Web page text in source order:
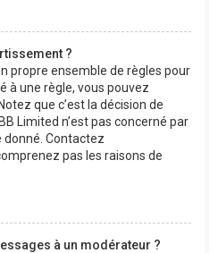
?
propre ensemble de règles pour
à une règle, vous pouvez
que c’est la décision de
Limited n’est pas concerné par
donné. Contactez
pas les raisons de
à un modérateur ?